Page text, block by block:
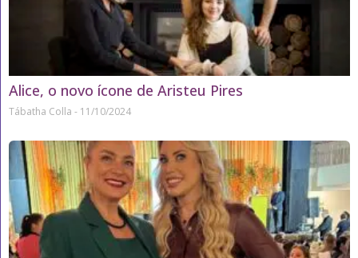
Alice, o novo ícone de Aristeu Pires
Tábatha Colla 11/10/2024